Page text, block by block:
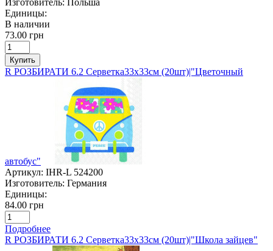
Единицы:
В наличии
73.00 грн
Купить
R РОЗБИРАТИ 6.2 Серветка33х33см (20шт)|"Цветочный
автобус"
Артикул: IHR-L 524200
Изготовитель: Германия
Единицы:
84.00 грн
Подробнее
R РОЗБИРАТИ 6.2 Серветка33х33см (20шт)|"Школа зайцев"